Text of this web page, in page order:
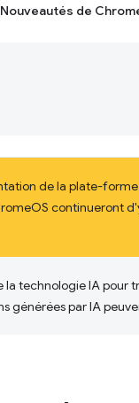
Nouveautés de
de la plate-
continueront
la technologie IA pour
générées par IA